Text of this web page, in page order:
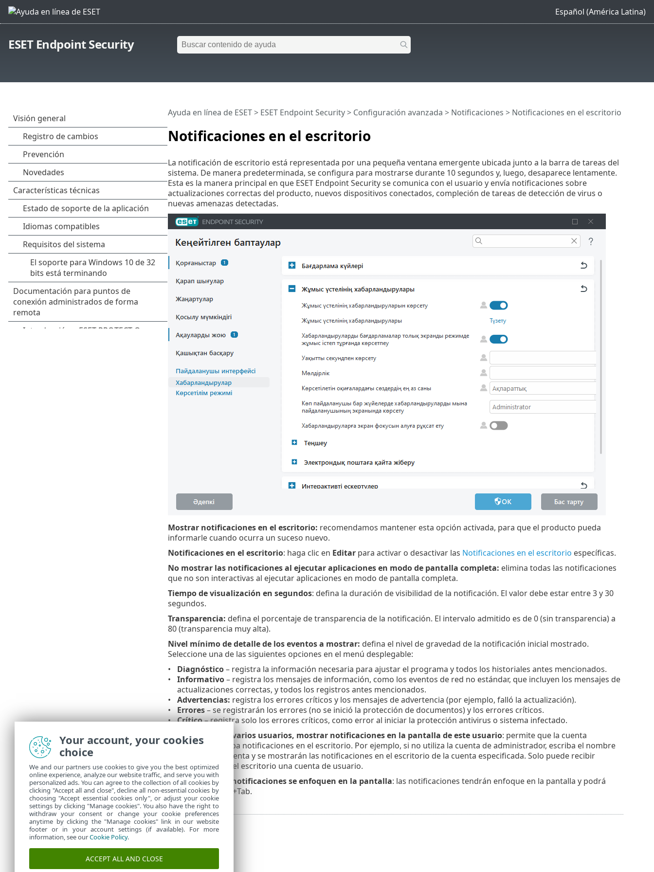
Español (América Latina)
ESET Endpoint Security
Notificaciones en el escritorio
Ayuda en línea de ESET> ESET Endpoint Security> Configuración avanzada > Notificaciones > Notificaciones en el escritorio
La notificación de escritorio está representada por una pequeña ventana emergente ubicada junto a la barra de tareas del
sistema. De manera predeterminada, se configura para mostrarse durante 10 segundos y, luego, desaparece lentamente.
Esta es la manera principal en que ESET Endpoint Security se comunica con el usuario y envía notificaciones sobre
actualizaciones correctas del producto, nuevos dispositivos conectados, compleción de tareas de detección de virus o
nuevas amenazas detectadas.
Mostrar notificaciones en el escritorio: recomendamos mantener esta opción activada, para que el producto pueda
informarle cuando ocurra un suceso nuevo.
Notificaciones en el escritorio: haga clic en Editarpara activar o desactivar las Notificaciones en el escritorio específicas.
No mostrar las notificaciones al ejecutar aplicaciones en modo de pantalla completa: elimina todas las notificaciones
que no son interactivas al ejecutar aplicaciones en modo de pantalla completa.
Tiempo de visualización en segundos: defina la duración de visibilidad de la notificación. El valor debe estar entre 3 y 30
segundos.
Transparencia: defina el porcentaje de transparencia de la notificación. El intervalo admitido es de 0 (sin transparencia) a
80 (transparencia muy alta).
Nivel mínimo de detalle de los eventos a mostrar: defina el nivel de gravedad de la notificación inicial mostrado.
Seleccione una de las siguientes opciones en el menú desplegable:
Diagnóstico– registra la información necesaria para ajustar el programa y todos los historiales antes mencionados.
Informativo– registra los mensajes de información, como los eventos de red no estándar, que incluyen los mensajes de
actualizaciones correctas, y todos los registros antes mencionados.
Advertencias: registra los errores críticos y los mensajes de advertencia (por ejemplo, falló la actualización).
Errores– se registrarán los errores (no se inició la protección de documentos) y los errores críticos.
Crítico– registra solo los errores críticos, como error al iniciar la protección antivirus o sistema infectado.
En sistemas con varios usuarios, mostrar notificaciones en la pantalla de este usuario: permite que la cuenta
seleccionada reciba notificaciones en el escritorio. Por ejemplo, si no utiliza la cuenta de administrador, escriba el nombre
completo de la cuenta y se mostrarán las notificaciones en el escritorio de la cuenta especificada. Solo puede recibir
notificaciones en el escritorio una cuenta de usuario.
Permitir que las notificaciones se enfoquen en la pantalla: las notificaciones tendrán enfoque en la pantalla y podrá
accederse con Alt+Tab.
Your account, your cookies
choice
We and our partners use cookies to give you the best optimized
online experience, analyze our website traffic, and serve you with
personalized ads. You can agree to the collection of all cookies by
clicking "Accept all and close", decline all non-essential cookies by
choosing "Accept essential cookies only", or adjust your cookie
settings by clicking "Manage cookies". You also have the right to
withdraw your consent or change your cookie preferences
anytime by clicking the "Manage cookies" link in our website
footer or in your account settings (if available). For more
information, see ourCookie Policy.
ACCEPT ALL AND CLOSE